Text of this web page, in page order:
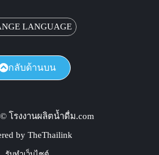
โรงงานผลิตน้ำดื่ม.com
by TheThailink
LANGUAGE
กลับด้านบน